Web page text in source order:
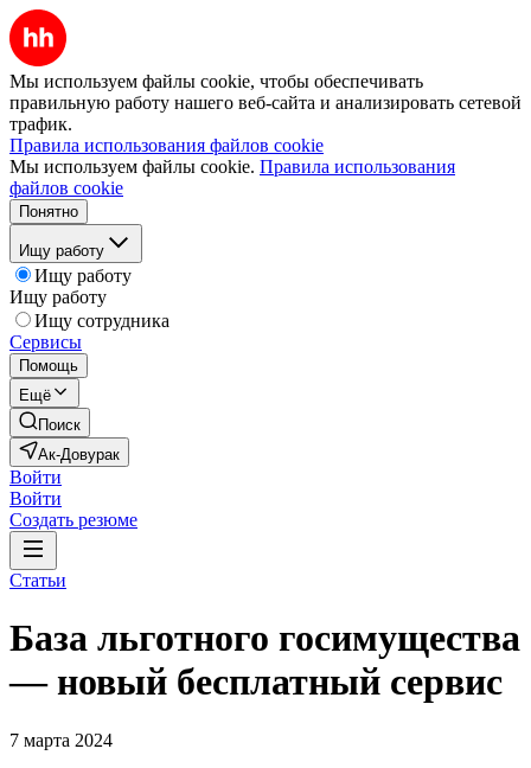
Мы используем файлы cookie, чтобы обеспечивать
правильную работу нашего веб-сайта и анализировать сетевой
трафик.
Правила использования файлов cookie
Мы используем файлы cookie. Правила использования
файлов cookie
Понятно
Ищу работу
Ищу работу
Ищу работу
Ищу сотрудника
Сервисы
Помощь
Ещё
Поиск
Ак-Довурак
Войти
Войти
Создать резюме
Статьи
База льготного госимущества
— новый бесплатный сервис
7 марта 2024